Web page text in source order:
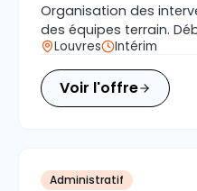
Organisation des
des équipes terrain.
Louvres Intérim
Voir l'offre
Administratif